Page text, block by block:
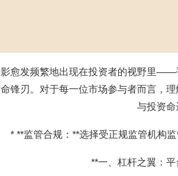
愈发频繁地出现在投资者的视野里
锋刃。对于每一位市场参与者而言，
与投资命
* **监管合规：**选择受正规监管机构
**一、杠杆之翼：